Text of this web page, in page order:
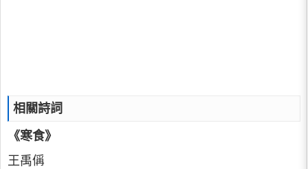
相關詩詞
《寒食》
王禹偁